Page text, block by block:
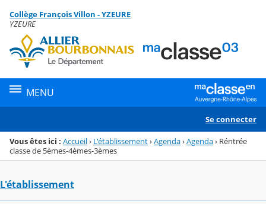
Menu de la rubrique
Contenu
Collège François Villon - YZEURE
YZEURE
MENU
Se connecter
Vous êtes ici : Accueil› L'établissement›Agenda›Agenda› Réntrée
classe de 5èmes-4èmes-3èmes
L'établissement